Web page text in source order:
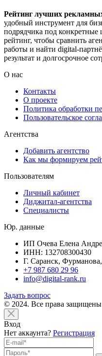
Рейтинг лучших
удобный инструмент для
подрядчика под
рейтинг, чтобы сравнить
работы и найти digital-
результат и долгосрочное
О нас
Контакты
О проекте
Политика обработки
Пользовательское
Агентства
Добавить агентство
Как мы формируем
Пользователям
Личный кабинет
Диджитал-агентства
Специалисты
Юр. данные
ИП Очева Елена
ИНН: 132708300430
Г. Саранск,
+7 987 680 29 96
info@digital-rank.ru
Задать вопрос
© 2024. Все права защищены
Вход
Нет аккаунта? Регистрация